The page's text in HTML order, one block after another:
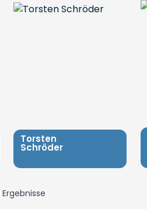
Torsten
Schröder
Ergebnisse